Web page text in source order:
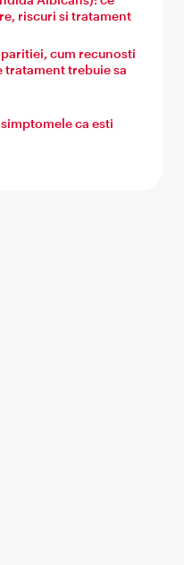
riscuri si tratament
cum recunosti
tratament trebuie sa
ca esti